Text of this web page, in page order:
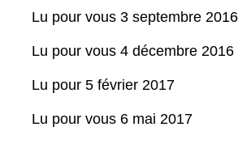
Lu pour vous 3 septembre 2016
Lu pour vous 4 décembre 2016
Lu pour 5 février 2017
Lu pour vous 6 mai 2017